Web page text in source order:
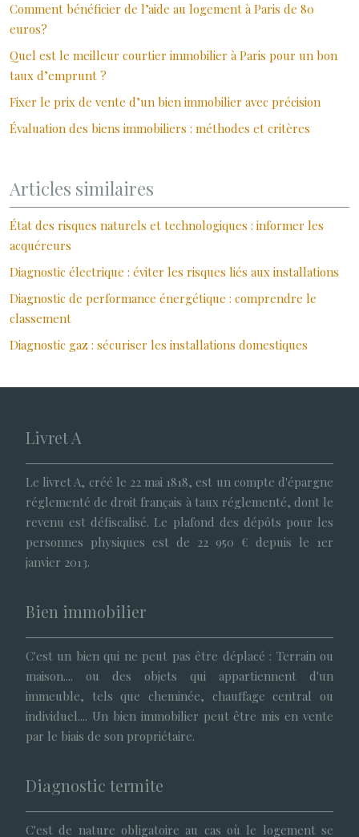
Comment bénéficier de l’aide au logement à Paris de 80
euros?
Quel est le meilleur courtier immobilier à Paris pour un bon
taux d’emprunt ?
Fixer le prix de vente d’un bien immobilier avec précision
Évaluation des biens immobiliers : méthodes et critères
Articles similaires
État des risques naturels et technologiques : informer les
acquéreurs
Diagnostic électrique : éviter les risques liés aux installations
Diagnostic de performance énergétique : comprendre le
classement
Diagnostic gaz : sécuriser les installations domestiques
Livret A
Le livret A, créé le 22 mai 1818, est un compte d'épargne
réglementé de droit français à taux réglementé, dont le
revenu est défiscalisé. Le plafond des dépôts pour les
personnes physiques est de 22 950 € depuis le 1er
janvier 2013.
Bien immobilier
C'est un bien qui ne peut pas être déplacé : Terrain ou
maison.... ou des objets qui appartiennent d'un
immeuble, tels que cheminée, chauffage central ou
individuel.... Un bien immobilier peut être mis en vente
par le biais de son propriétaire.
Diagnostic termite
C'est de nature obligatoire au cas où le logement se